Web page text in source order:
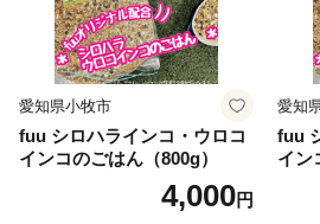
特産品を多くの方に楽しんでいた
のお申込みは最大5つまでにご協
＜ご提出先＞
本サイトの運営は、株式会社ロー
ます。
お電話及びメールは、当社がご対
愛知県小牧市
fuu シロハラインコ・ウロコ
インコのごはん（800g）
4,000円
愛知
fuu
イン